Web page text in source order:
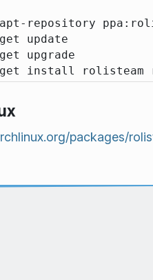
apt-repository
update
upgrade
packages/